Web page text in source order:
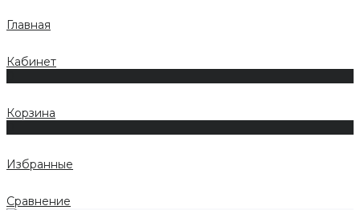
Главная
Кабинет
Корзина
Избранные
Сравнение